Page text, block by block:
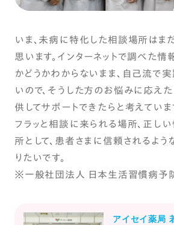
いま、未病に特化した相談場所はま
思います。インターネットで調べた
かどうかわからないまま、自己流で
いので、そうした方のお悩みに応え
供してサポートできたらと考えていま
フラッと相談に来られる場所、正し
所として、患者さまに信頼されるよう
りたいです。
※一般社団法人 日本生活習慣病予
アイセイ薬局